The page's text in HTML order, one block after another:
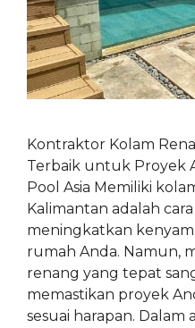
Kontraktor Kolam
Terbaik untuk Proyek
Pool Asia Memiliki
Kalimantan adalah
meningkatkan
rumah Anda. Namun,
renang yang tepat
memastikan proyek
sesuai harapan. Dalam